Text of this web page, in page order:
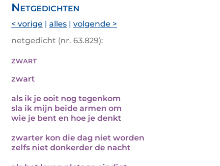
Netgedichten
< vorige | alles | volgende >
netgedicht (nr. 63.829):
zwart
zwart
als ik je ooit nog tegenkom
sla ik mijn beide armen om
wie je bent en hoe je denkt
zwarter kon die dag niet worden
zelfs niet donkerder de nacht